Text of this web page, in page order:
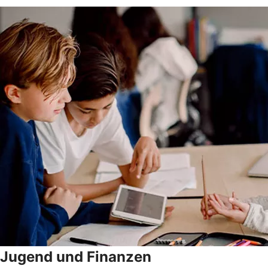
Jugend und Finanzen